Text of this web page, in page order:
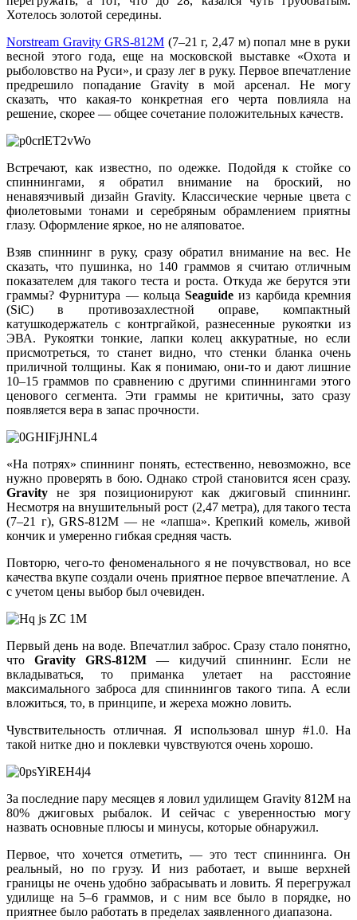
Хотелось золотой середины.
Norstream Gravity GRS-812M (7–21 г, 2,47 м) попал мне в руки
весной этого года, еще на московской выставке «Охота и
рыболовство на Руси», и сразу лег в руку. Первое впечатление
предрешило попадание Gravity в мой арсенал. Не могу
сказать, что какая-то конкретная его черта повлияла на
решение, скорее — общее сочетание положительных качеств.
Встречают, как известно, по одежке. Подойдя к стойке со
спиннингами, я обратил внимание на броский, но
ненавязчивый дизайн Gravity. Классические черные цвета с
фиолетовыми тонами и серебряным обрамлением приятны
глазу. Оформление яркое, но не аляповатое.
Взяв спиннинг в руку, сразу обратил внимание на вес. Не
сказать, что пушинка, но 140 граммов я считаю отличным
показателем для такого теста и роста. Откуда же берутся эти
граммы? Фурнитура — кольцаSeaguide из карбида кремния
(SiC) в противозахлестной оправе, компактный
катушкодержатель с контргайкой, разнесенные рукоятки из
ЭВА. Рукоятки тонкие, лапки колец аккуратные, но если
присмотреться, то станет видно, что стенки бланка очень
приличной толщины. Как я понимаю, они-то и дают лишние
10–15 граммов по сравнению с другими спиннингами этого
ценового сегмента. Эти граммы не критичны, зато сразу
появляется вера в запас прочности.
«На потрях» спиннинг понять, естественно, невозможно, все
нужно проверять в бою. Однако строй становится ясен сразу.
Gravity не зря позиционируют как джиговый спиннинг.
Несмотря на внушительный рост (2,47 метра), для такого теста
(7–21 г), GRS-812M — не «лапша». Крепкий комель, живой
кончик и умеренно гибкая средняя часть.
Повторю, чего-то феноменального я не почувствовал, но все
качества вкупе создали очень приятное первое впечатление. А
с учетом цены выбор был очевиден.
Первый день на воде. Впечатлил заброс. Сразу стало понятно,
чтоGravity GRS-812M — кидучий спиннинг. Если не
вкладываться, то приманка улетает на расстояние
максимального заброса для спиннингов такого типа. А если
вложиться, то, в принципе, и жереха можно ловить.
Чувствительность отличная. Я использовал шнур #1.0. На
такой нитке дно и поклевки чувствуются очень хорошо.
За последние пару месяцев я ловил удилищем Gravity 812М на
80% джиговых рыбалок. И сейчас с уверенностью могу
назвать основные плюсы и минусы, которые обнаружил.
Первое, что хочется отметить, — это тест спиннинга. Он
реальный, но по грузу. И низ работает, и выше верхней
границы не очень удобно забрасывать и ловить. Я перегружал
удилище на 5–6 граммов, и с ним все было в порядке, но
приятнее было работать в пределах заявленного диапазона.